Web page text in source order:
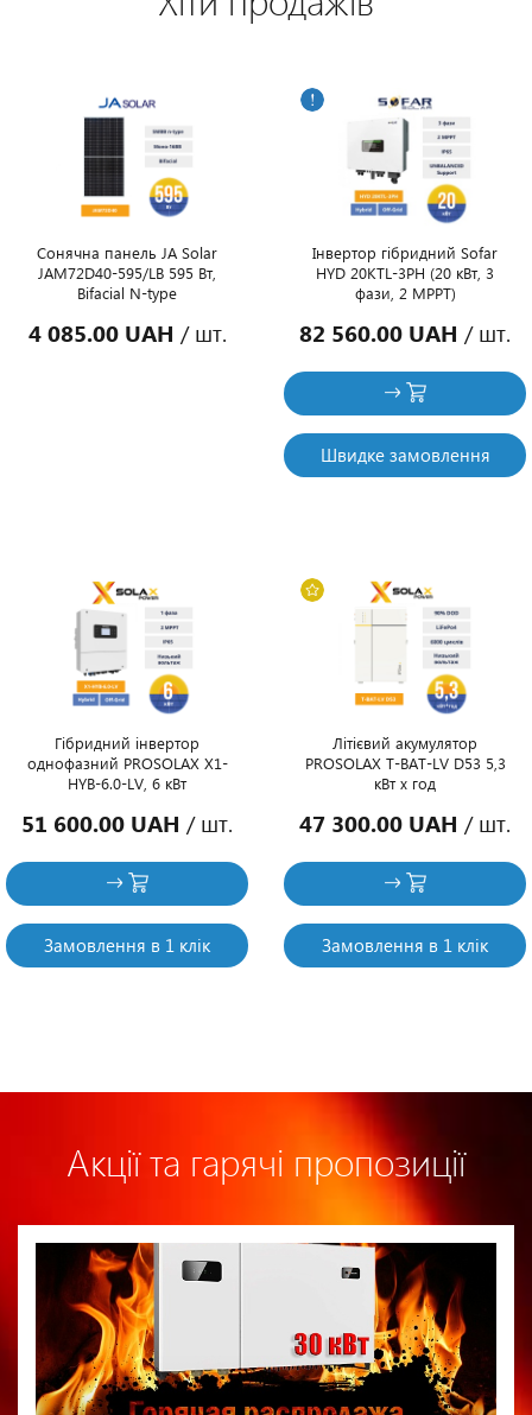
Сонячна панель JA Solar
JAM72D40-595/LB 595 Вт,
Bifacial N-type
4 085.00 UAH / шт.
Інвертор гібридний Sofar
HYD 20KTL-3PH (20 кВт, 3
фази, 2 MPPT)
82 560.00 UAH / шт.
Швидке замовлення
Гібридний інвертор
однофазний PROSOLAX X1-
HYB-6.0-LV, 6 кВт
51 600.00 UAH / шт.
Замовлення в 1 клік
Літієвий акумулятор
PROSOLAX T-BAT-LV D53 5,3
кВт х год
47 300.00 UAH / шт.
Замовлення в 1 клік
Акції та гарячі пропозиції